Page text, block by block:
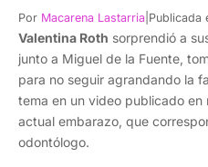
Por Macarena Lastarria Publicada
Valentina Roth sorprendió a
junto a Miguel de la Fuente,
para no seguir agrandando la
tema en un video publicado en
actual embarazo, que
odontólogo.